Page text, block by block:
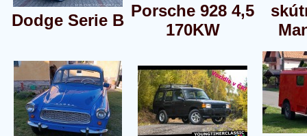
Dodge Serie B
Porsche 928 4,5
170KW